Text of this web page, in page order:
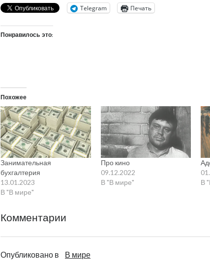
Telegram Печать
Понравилось это:
Похожее
Занимательная
бухгалтерия
13.01.2023
В "В мире"
Про кино
09.12.2022
В "В мире"
В
Комментарии
Опубликовано в В мире